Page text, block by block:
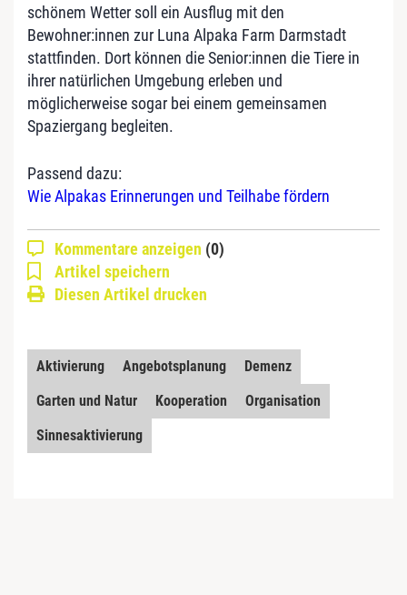
schönem Wetter soll ein Ausflug mit den
Bewohner:innen zur Luna Alpaka Farm Darmstadt
stattfinden. Dort können die Senior:innen die Tiere in
ihrer natürlichen Umgebung erleben und
möglicherweise sogar bei einem gemeinsamen
Spaziergang begleiten.
Passend dazu:
Wie Alpakas Erinnerungen und Teilhabe fördern
Kommentare anzeigen (0)
Artikel speichern
Diesen Artikel drucken
Aktivierung Angebotsplanung
Demenz
Garten und Natur
Kooperation
Organisation
Sinnesaktivierung